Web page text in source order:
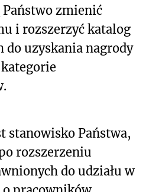
zmienić
i rozszerzyć katalog
do uzyskania nagrody
stanowisko Państwa,
rozszerzeniu
do udziału w